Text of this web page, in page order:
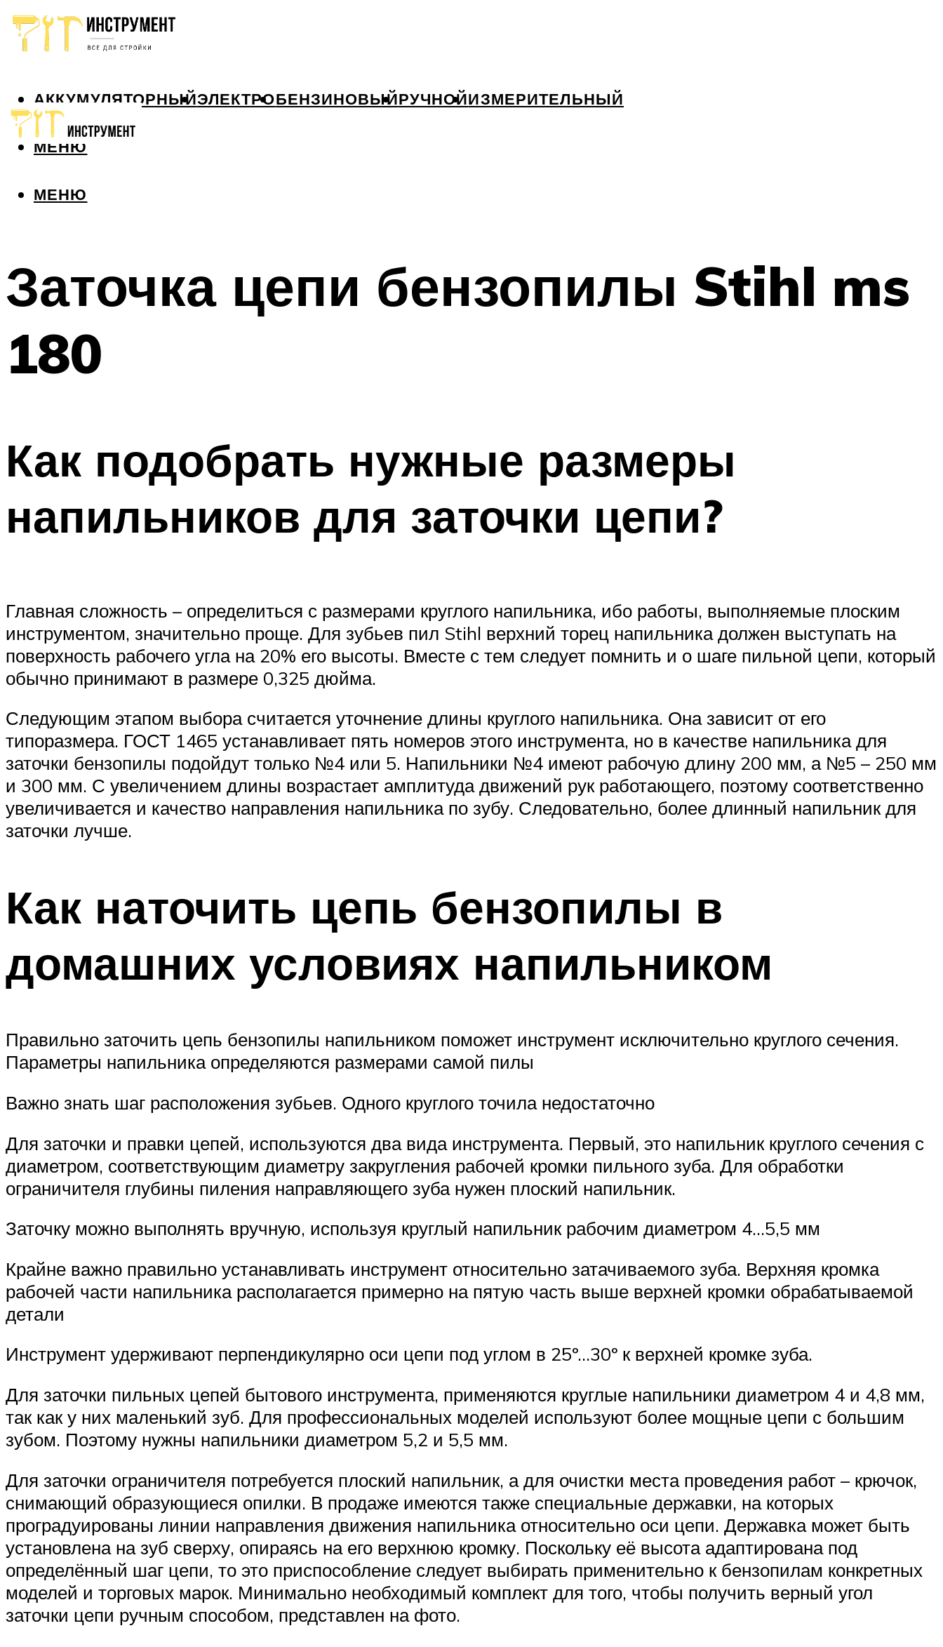
АККУМУЛЯТОРНЫЙЭЛЕКТРОБЕНЗИНОВЫЙРУЧНОЙИЗМЕРИТЕЛЬНЫЙ
МЕНЮ
МЕНЮ
Заточка цепи бензопилы Stihl ms
180
Как подобрать нужные размеры
напильников для заточки цепи?
Главная сложность – определиться с размерами круглого напильника, ибо работы, выполняемые плоским
инструментом, значительно проще. Для зубьев пил Stihl верхний торец напильника должен выступать на
поверхность рабочего угла на 20% его высоты. Вместе с тем следует помнить и о шаге пильной цепи, который
обычно принимают в размере 0,325 дюйма.
Следующим этапом выбора считается уточнение длины круглого напильника. Она зависит от его
типоразмера. ГОСТ 1465 устанавливает пять номеров этого инструмента, но в качестве напильника для
заточки бензопилы подойдут только №4 или 5. Напильники №4 имеют рабочую длину 200 мм, а №5 – 250 мм
и 300 мм. С увеличением длины возрастает амплитуда движений рук работающего, поэтому соответственно
увеличивается и качество направления напильника по зубу. Следовательно, более длинный напильник для
заточки лучше.
Как наточить цепь бензопилы в
домашних условиях напильником
Правильно заточить цепь бензопилы напильником поможет инструмент исключительно круглого сечения.
Параметры напильника определяются размерами самой пилы
Важно знать шаг расположения зубьев. Одного круглого точила недостаточно
Для заточки и правки цепей, используются два вида инструмента. Первый, это напильник круглого сечения с
диаметром, соответствующим диаметру закругления рабочей кромки пильного зуба. Для обработки
ограничителя глубины пиления направляющего зуба нужен плоский напильник.
Заточку можно выполнять вручную, используя круглый напильник рабочим диаметром 4…5,5 мм
Крайне важно правильно устанавливать инструмент относительно затачиваемого зуба. Верхняя кромка
рабочей части напильника располагается примерно на пятую часть выше верхней кромки обрабатываемой
детали
Инструмент удерживают перпендикулярно оси цепи под углом в 25º…30º к верхней кромке зуба.
Для заточки пильных цепей бытового инструмента, применяются круглые напильники диаметром 4 и 4,8 мм,
так как у них маленький зуб. Для профессиональных моделей используют более мощные цепи с большим
зубом. Поэтому нужны напильники диаметром 5,2 и 5,5 мм.
Для заточки ограничителя потребуется плоский напильник, а для очистки места проведения работ – крючок,
снимающий образующиеся опилки. В продаже имеются также специальные державки, на которых
проградуированы линии направления движения напильника относительно оси цепи. Державка может быть
установлена на зуб сверху, опираясь на его верхнюю кромку. Поскольку её высота адаптирована под
определённый шаг цепи, то это приспособление следует выбирать применительно к бензопилам конкретных
моделей и торговых марок. Минимально необходимый комплект для того, чтобы получить верный угол
заточки цепи ручным способом, представлен на фото.